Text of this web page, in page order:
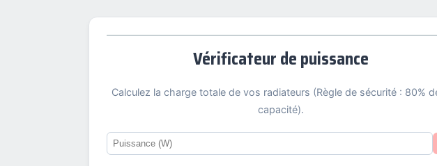
Vérificateur de puissance
Calculez la charge totale de vos radiateurs (Règle de sécurité : 80%
capacité).